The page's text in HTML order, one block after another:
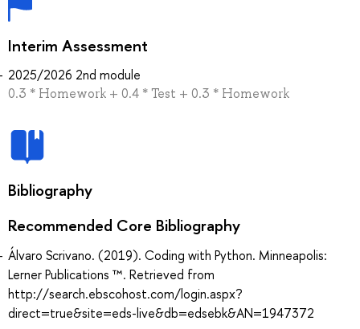
Interim Assessment
2025/2026 2nd module
0.3 * Homework + 0.4 * Test + 0.3 * Homework
Bibliography
Recommended Core Bibliography
Álvaro Scrivano. (2019). Coding with Python. Minneapolis:
Lerner Publications ™. Retrieved from
http://search.ebscohost.com/login.aspx?
direct=true&site=eds-live&db=edsebk&AN=1947372